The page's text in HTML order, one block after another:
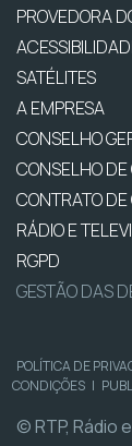
PROVEDORA
SATÉLITES
A EMPRESA
CONSELHO
CONSELHO DE
CONTRATO DE
RÁDIO E
RGPD
GESTÃO DAS
POLÍTICA DE
CONDIÇÕES |
© RTP, Rádio